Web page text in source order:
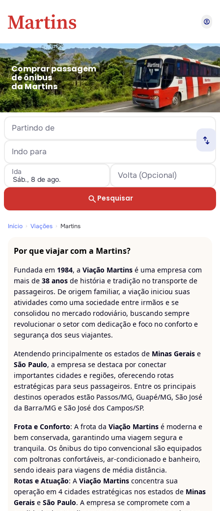
account_circle
Comprar passagem
de ônibus
da Martins
Partindo de
Indo para
swap_horiz
Ida Volta (Opcional)
search Pesquisar
Início Viações Martins
Por que viajar com a Martins?
Fundada em 1984, a Viação Martins é uma empresa com
mais de 38 anos de história e tradição no transporte de
passageiros. De origem familiar, a viação iniciou suas
atividades como uma sociedade entre irmãos e se
consolidou no mercado rodoviário, buscando sempre
revolucionar o setor com dedicação e foco no conforto e
segurança dos seus viajantes.
Atendendo principalmente os estados de Minas Gerais e
São Paulo, a empresa se destaca por conectar
importantes cidades e regiões, oferecendo rotas
estratégicas para seus passageiros. Entre os principais
destinos operados estão Passos/MG, Guapé/MG, São José
da Barra/MG e São José dos Campos/SP.
Frota e Conforto: A frota da Viação Martins é moderna e
bem conservada, garantindo uma viagem segura e
tranquila. Os ônibus do tipo convencional são equipados
com poltronas confortáveis, ar-condicionado e banheiro,
sendo ideais para viagens de média distância.
Rotas e Atuação: A Viação Martins concentra sua
operação em 4 cidades estratégicas nos estados de Minas
Gerais e São Paulo. A empresa se compromete com a